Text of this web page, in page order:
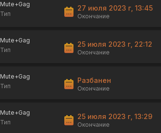
Mute+Gag
Тип
27 июля 2023 г, 13:45
Окончание
Mute+Gag
Тип
25 июля 2023 г, 22:12
Окончание
Mute+Gag
Тип
Разбанен
Окончание
Mute+Gag
Тип
25 июля 2023 г, 13:29
Окончание